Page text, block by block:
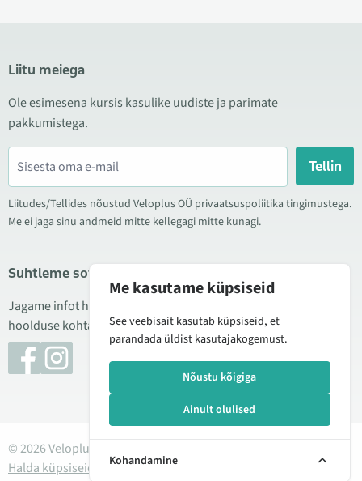
Liitu meiega
Ole esimesena kursis kasulike uudiste ja parimate
pakkumistega.
Tellin
Liitudes/Tellides nõustud Veloplus OÜ privaatsuspoliitika tingimustega.
Me ei jaga sinu andmeid mitte kellegagi mitte kunagi.
Suhtleme sotsiaalmeedias
Jagame infot hea hinna kampaaniate, uute toodete ning
hoolduse kohta. Mõnikord teeme ka tooteülevaateid.
© 2026 Veloplus OÜ. Kõik õigused kaitstud
Halda küpsiseid
Me kasutame küpsiseid
See veebisait kasutab küpsiseid, et
parandada üldist kasutajakogemust.
Nõustu kõigiga
Ainult olulised
Kohandamine